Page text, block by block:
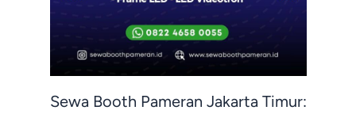
Sewa Booth Pameran Jakarta Timur: